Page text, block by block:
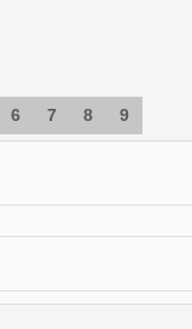
6 7 8 9